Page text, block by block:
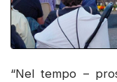
“Nel tempo –